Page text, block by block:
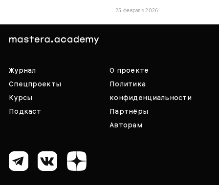
25 февраля 2026
Журнал
Спецпроекты
Курсы
Подкаст
О проекте
Политика
конфиденциальности
Партнёры
Авторам